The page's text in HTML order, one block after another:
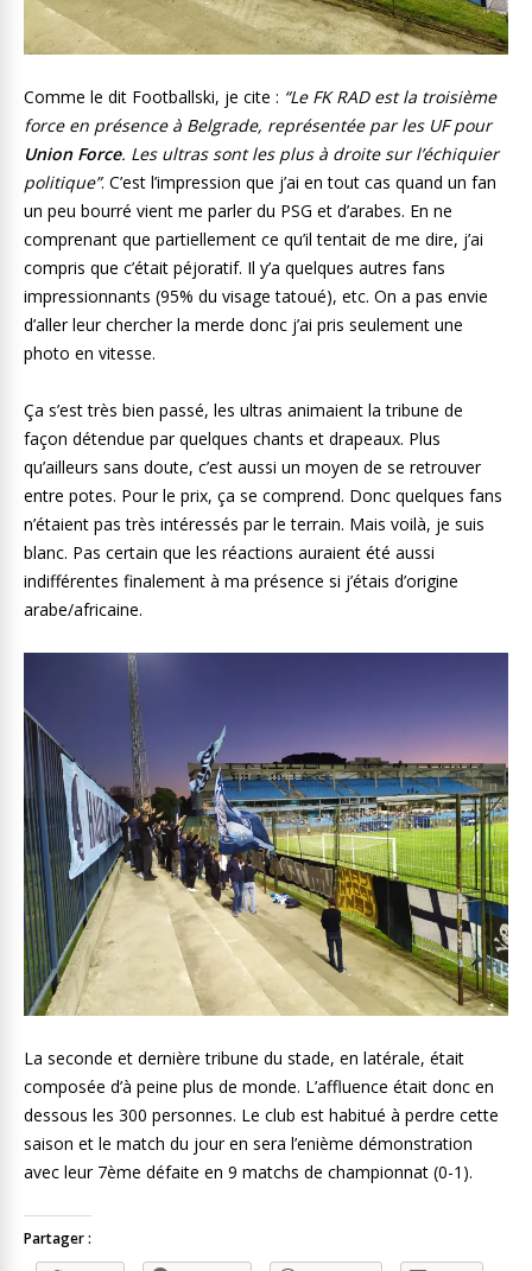
Comme le dit Footballski, je cite : “Le FK RAD est la troisième
force en présence à Belgrade, représentée par les UF pour
Union Force. Les ultras sont les plus à droite sur l’échiquier
politique”. C’est l’impression que j’ai en tout cas quand un fan
un peu bourré vient me parler du PSG et d’arabes. En ne
comprenant que partiellement ce qu’il tentait de me dire, j’ai
compris que c’était péjoratif. Il y’a quelques autres fans
impressionnants (95% du visage tatoué), etc. On a pas envie
d’aller leur chercher la merde donc j’ai pris seulement une
photo en vitesse.
Ça s’est très bien passé, les ultras animaient la tribune de
façon détendue par quelques chants et drapeaux. Plus
qu’ailleurs sans doute, c’est aussi un moyen de se retrouver
entre potes. Pour le prix, ça se comprend. Donc quelques fans
n’étaient pas très intéressés par le terrain. Mais voilà, je suis
blanc. Pas certain que les réactions auraient été aussi
indifférentes finalement à ma présence si j’étais d’origine
arabe/africaine.
La seconde et dernière tribune du stade, en latérale, était
composée d’à peine plus de monde. L’affluence était donc en
dessous les 300 personnes. Le club est habitué à perdre cette
saison et le match du jour en sera l’enième démonstration
avec leur 7ème défaite en 9 matchs de championnat (0-1).
Partager :